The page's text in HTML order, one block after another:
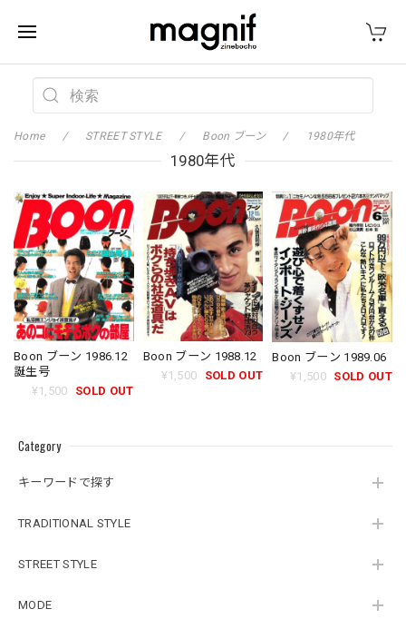
Category
キーワードで探す
TRADITIONAL STYLE
STREET STYLE
MODE
Home STREET STYLE Boon ブーン 1980年代
1980年代
Boon ブーン 1986.12
誕生号
¥1,500
SOLD OUT
Boon ブーン 1988.12
¥1,500
SOLD OUT
Boon ブーン 1989.06
¥1,500 SOLD OUT